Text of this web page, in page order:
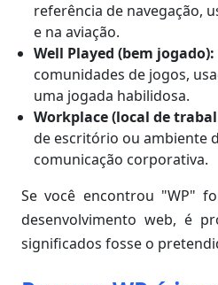
referência de navegação,
e na aviação.
Well Played (bem jogado):
comunidades de jogos,
uma jogada habilidosa.
Workplace (local de
de escritório ou ambiente
comunicação corporativa.
Se você encontrou "WP"
desenvolvimento web, é
significados fosse o